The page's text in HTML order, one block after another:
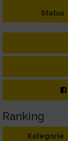
Status
Ranking
Kategorie